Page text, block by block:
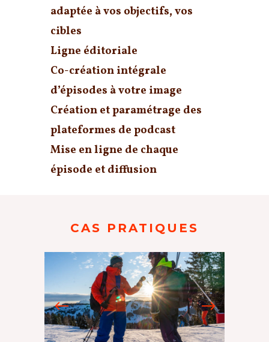
adaptée à vos objectifs, vos
cibles
Ligne éditoriale
Co-création intégrale
d’épisodes à votre image
Création et paramétrage des
plateformes de podcast
Mise en ligne de chaque
épisode et diffusion
CAS PRATIQUES
Les Gets / Mon
bureau, c’est la
montagne